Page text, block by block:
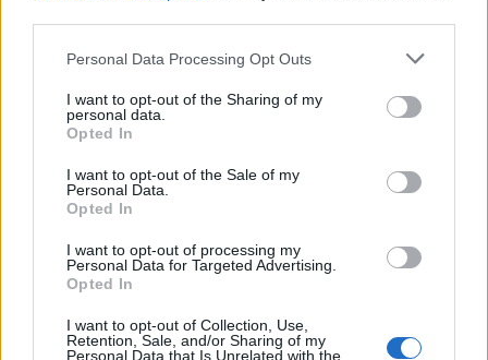
Personal Data Processing Opt Outs
I want to opt-out of the Sharing of my
personal data.
Opted In
I want to opt-out of the Sale of my
Personal Data.
Opted In
I want to opt-out of processing my
Personal Data for Targeted Advertising.
Opted In
I want to opt-out of Collection, Use,
Retention, Sale, and/or Sharing of my
Personal Data that Is Unrelated with the
ΣΧΕΤΙΚA AΡΘΡΑ
Nίκη της ΑΕΚ στο τελευταίο φιλικό πριν από τον ΟΦΗ
φιλικό πριν από τον ΟΦΗ
Γιάννης Κωνσταντέλιας: Μπαμπάς για δεύτερη φορά
SPORTS 22:11
έγινε ο ποδοσφαιριστής του